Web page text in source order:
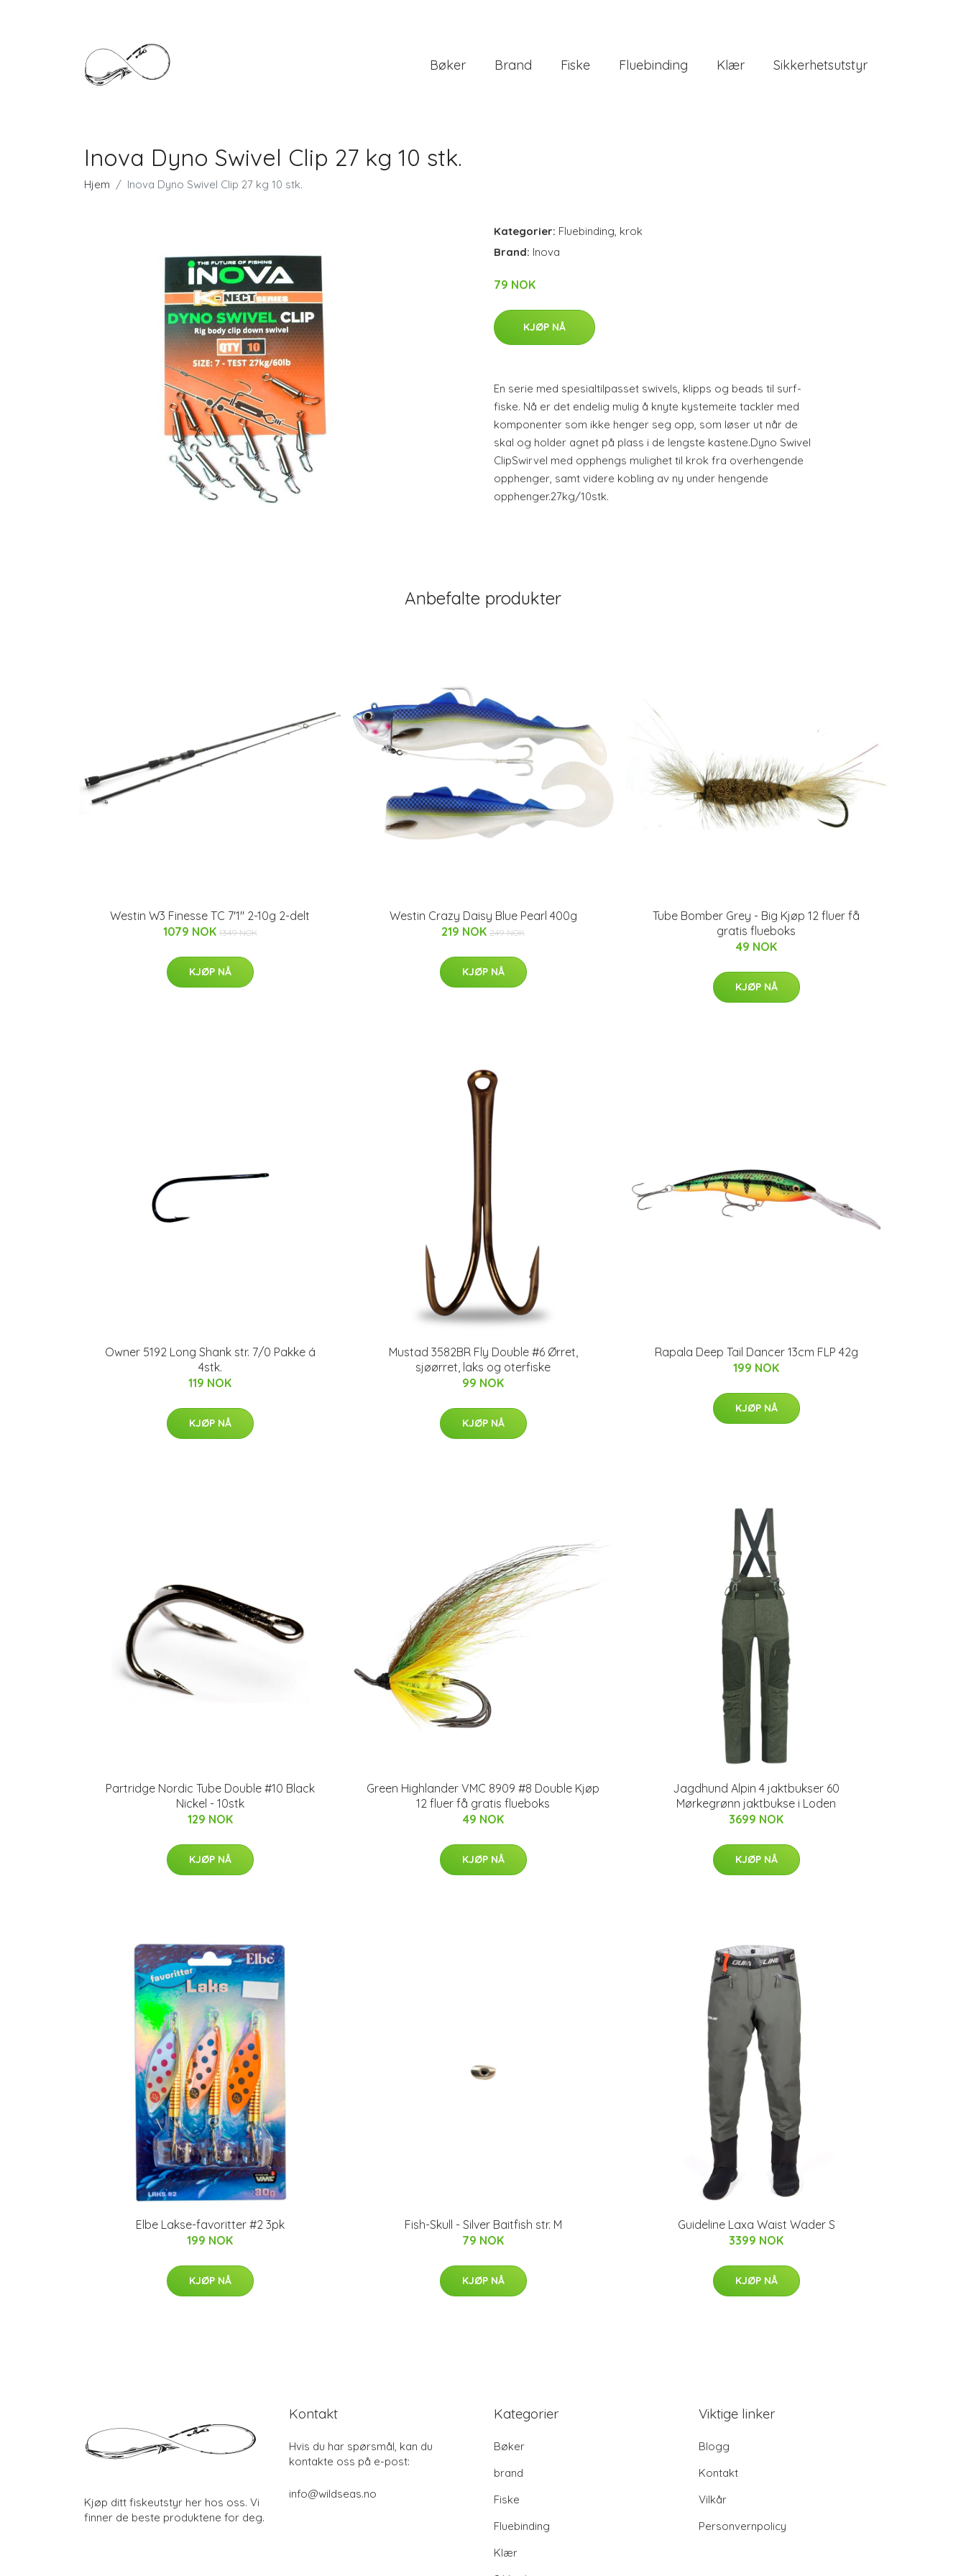
Bøker Brand Fiske Fluebinding Klær Sikkerhetsutstyr
Inova Dyno Swivel Clip 27 kg 10 stk.
Hjem Inova Dyno Swivel Clip 27 kg 10 stk.
Kategorier: Fluebinding, krok
Brand: Inova
79 NOK
KJØP NÅ
En serie med spesialtilpasset swivels, klipps og beads til surf-
fiske. Nå er det endelig mulig å knyte kystemeite tackler med
komponenter som ikke henger seg opp, som løser ut når de
skal og holder agnet på plass i de lengste kastene.Dyno Swivel
ClipSwirvel med opphengs mulighet til krok fra overhengende
opphenger, samt videre kobling av ny under hengende
opphenger.27kg/10stk.
Anbefalte produkter
Westin W3 Finesse TC 7'1" 2-10g 2-delt
1079 NOK 1349 NOK
KJØP NÅ
Westin Crazy Daisy Blue Pearl 400g
219 NOK 249 NOK
KJØP NÅ
Tube Bomber Grey - Big Kjøp 12 fluer få
gratis flueboks
49 NOK
KJØP NÅ
Owner 5192 Long Shank str. 7/0 Pakke á
4stk.
119 NOK
KJØP NÅ
Mustad 3582BR Fly Double #6 Ørret,
sjøørret, laks og oterfiske
99 NOK
KJØP NÅ
Rapala Deep Tail Dancer 13cm FLP 42g
199 NOK
KJØP NÅ
Partridge Nordic Tube Double #10 Black
Nickel - 10stk
129 NOK
KJØP NÅ
Green Highlander VMC 8909 #8 Double Kjøp
12 fluer få gratis flueboks
49 NOK
KJØP NÅ
Jagdhund Alpin 4 jaktbukser 60
Mørkegrønn jaktbukse i Loden
3699 NOK
KJØP NÅ
Elbe Lakse-favoritter #2 3pk
199 NOK
KJØP NÅ
Fish-Skull - Silver Baitfish str. M
79 NOK
KJØP NÅ
Guideline Laxa Waist Wader S
3399 NOK
KJØP NÅ
Kjøp ditt fiskeutstyr her hos oss. Vi
finner de beste produktene for deg.
Kontakt
Hvis du har spørsmål, kan du
kontakte oss på e-post:
info@wildseas.no
Kategorier
Bøker
brand
Fiske
Fluebinding
Klær
Viktige linker
Blogg
Kontakt
Vilkår
Personvernpolicy